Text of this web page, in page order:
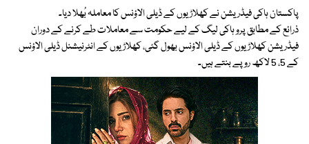
پاکستان ہاکی فیڈریشن نے کھلاڑیوں کے ڈیلی الاؤنس کا معاملہ بُھلا دیا۔
ذرائع کے مطابق پرو ہاکی لیگ کے لیے حکومت سے معاملات طے کرنے کے دوران
فیڈریشن کھلاڑیوں کے ڈیلی الاؤنس بھول گئی، کھلاڑیوں کے انٹرنیشنل ڈیلی الاؤنس
کے 5، 5 لاکھ روپے بنتے ہیں۔